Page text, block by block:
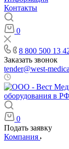
Контакты
0
8 800 500 13
Заказать звонок
tender@west-
0
Подать заявку
Компания